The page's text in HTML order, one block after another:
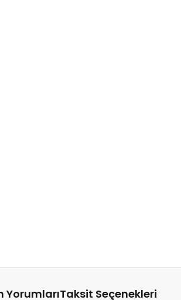
YorumlarıTaksit Seçenekleri